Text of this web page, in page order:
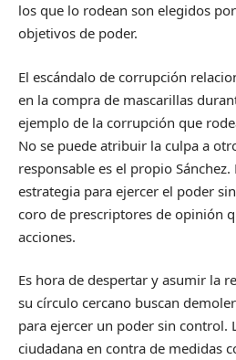
los que lo rodean son elegidos
objetivos de poder.
El escándalo de corrupción
en la compra de mascarillas
ejemplo de la corrupción que
No se puede atribuir la culpa a
responsable es el propio
estrategia para ejercer el poder
coro de prescriptores de opinión
acciones.
Es hora de despertar y asumir la
su círculo cercano buscan
para ejercer un poder sin control.
ciudadana en contra de medidas